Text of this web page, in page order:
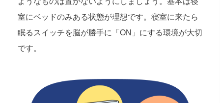
室にベッドのみある状態が理想です。寝室に来たら
眠るスイッチを脳が勝手に「ON」にする環境が大切
です。